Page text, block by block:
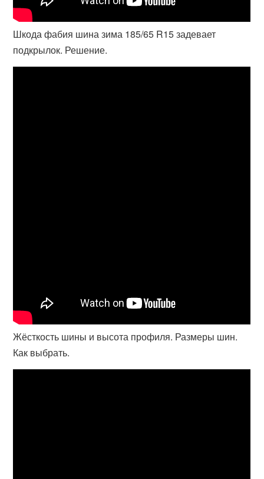
Шкода фабия шина зима 185/65 R15 задевает
подкрылок. Решение.
Жёсткость шины и высота профиля. Размеры шин.
Как выбрать.